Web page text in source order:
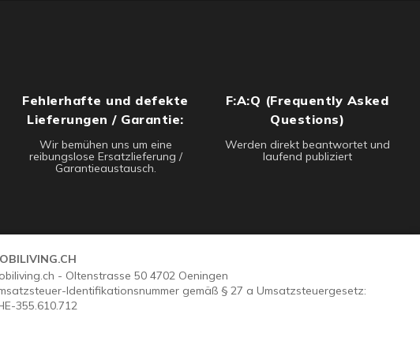
Fehlerhafte und defekte
Lieferungen / Garantie:
Wir bemühen uns um eine
reibungslose Ersatzlieferung /
Garantieaustausch.
F:A:Q (Frequently Asked
Questions)
Werden direkt beantwortet und
laufend publiziert
- Oltenstrasse 50 4702 Oeningen
Identifikationsnummer gemäß § 27 a Umsatzsteuergesetz:
355.610.712